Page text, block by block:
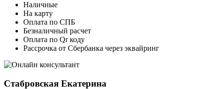
Наличные
На карту
Оплата по СПБ
Безналичный расчет
Оплата по Qr коду
Рассрочка от Сбербанка через эквайринг
Стабровская Екатерина